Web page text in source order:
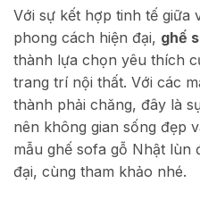
Với sự kết hợp tinh tế giữa
phong cách hiện đại, ghế
thành lựa chọn yêu thích
trang trí nội thất. Với các
thành phải chăng, đây là
nên không gian sống đẹp
mẫu ghế sofa gỗ Nhật lùn
đại, cùng tham khảo nhé.